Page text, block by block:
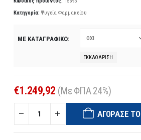
Κατηγορία: Ψυγεία Φαρμακείου
ΜΕ ΚΑΤΑΓΡΑΦΙΚΌ
ΕΚΚΑΘΆΡΙΣΗ
€1.249,92 (Με ΦΠΑ 24%)
ΑΓΌΡΑΣΈ ΤΟ